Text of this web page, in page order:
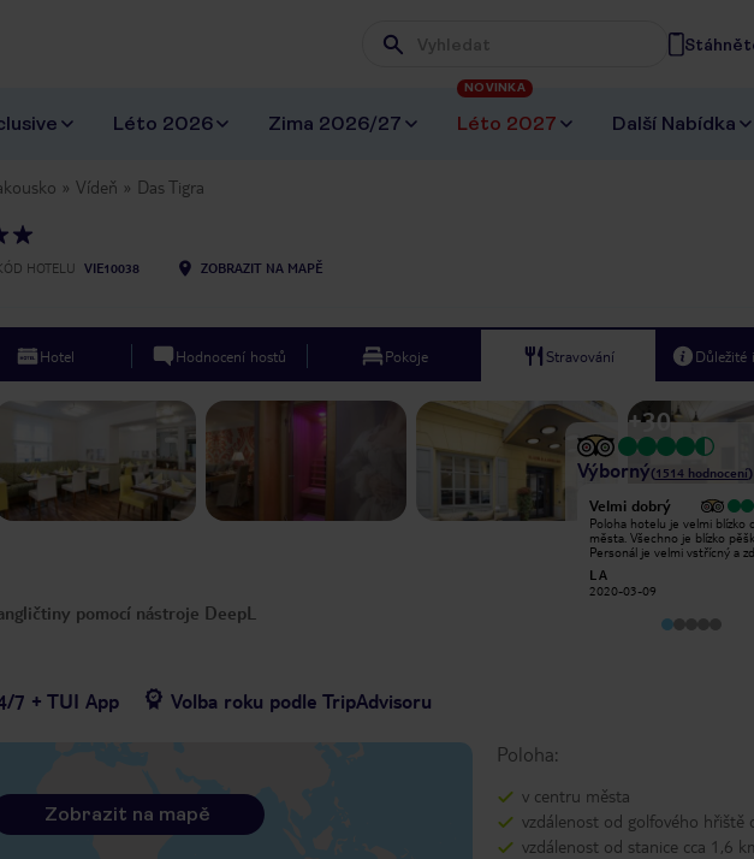
Wpisz frazę, której szukasz
Léto 2026 Zima 2026/27 Léto 2027
NOVINKA
Další Nabídka
Vídeň Das Tigra
HOTELU VIE10038 ZOBRAZIT NA MAPĚ
Hotel Hodnocení hostů Pokoje Stravování Důležité
+30
Výborný(1514 hodnocení)
Velmi dobrý
Víkendový výlet především na
Doporučujeme tento hotel na
okružní výlet do Vídně
Velmi dobrý
Poloha hotelu je velmi blízko
města. Všechno je blízko
Personál je velmi vstřícný a
snídaně má kvalitu a množství
L A
2020-03-09
pomocí nástroje DeepL
7 + TUI App
Volba roku podle TripAdvisoru
Poloha:
v centru města
vzdálenost od golfového hřiště
vzdálenost od stanice cca 1,6
Zobrazit na mapě